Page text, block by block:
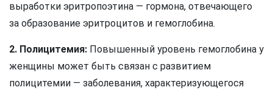
выработки эритропоэтина — гормона, отвечающего
за образование эритроцитов и гемоглобина.
2. Полицитемия: Повышенный уровень гемоглобина у
женщины может быть связан с развитием
полицитемии — заболевания, характеризующегося